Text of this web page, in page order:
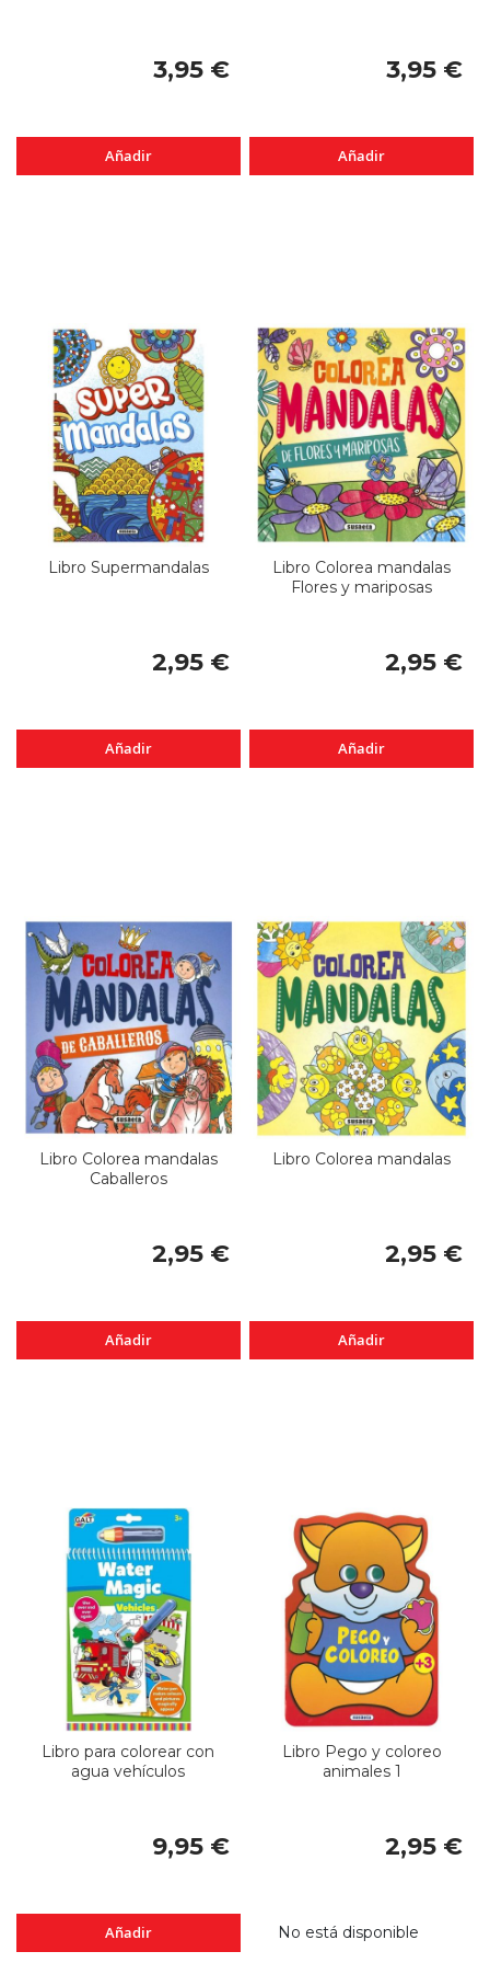
3,95 €
Añadir
3,95 €
Añadir
Libro Supermandalas
2,95 €
Añadir
Libro Colorea mandalas
Flores y mariposas
2,95 €
Añadir
Libro Colorea mandalas
Caballeros
2,95 €
Añadir
Libro Colorea mandalas
2,95 €
Añadir
Libro para colorear con
agua vehículos
9,95 €
Añadir
Libro Pego y coloreo
animales 1
2,95 €
No está disponible